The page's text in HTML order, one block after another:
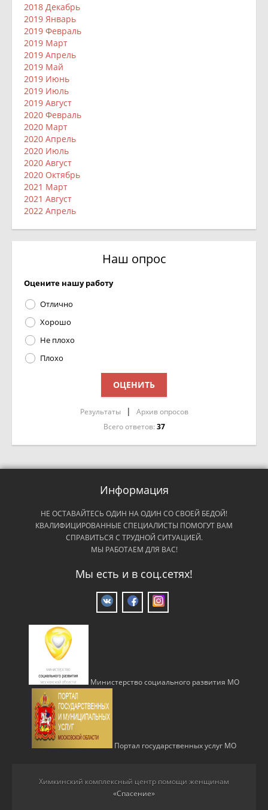
2018 Декабрь
2019 Январь
2019 Февраль
2019 Март
2019 Апрель
2019 Май
2019 Июнь
2019 Июль
2019 Август
2020 Февраль
2020 Март
2020 Апрель
2020 Июль
2020 Август
2020 Октябрь
2021 Март
2021 Август
2022 Апрель
Наш опрос
Оцените нашу работу
Отлично
Хорошо
Не плохо
Плохо
Результаты |
Архив опросов
Всего ответов: 37
Информация
НЕ ОСТАВАЙТЕСЬ ОДИН НА ОДИН СО СВОЕЙ БЕДОЙ!
КВАЛИФИЦИРОВАННЫЕ СПЕЦИАЛИСТЫ ПОМОГУТ ВАМ
СПРАВИТЬСЯ С ТРУДНОЙ СИТУАЦИЕЙ.
МЫ РАБОТАЕМ ДЛЯ ВАС!
Мы есть и в соц.сетях!
Министерство социального развития МО
Портал государственных услуг МО
Химкинский комплексный центр помощи женщинам
«Спасение»